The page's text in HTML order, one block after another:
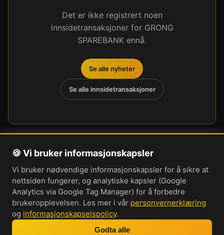
Det er ikke registrert noen
innsidetransaksjoner for GRONG
SPAREBANK ennå.
Se alle nyheter
Se alle innsidetransaksjoner
Om oss
Personvernerklæring
Informasjonskapsler
Brukervilkår
Cookie-innstillinger
🍪 Vi bruker informasjonskapsler
Vi bruker nødvendige informasjonskapsler for å sikre at
nettsiden fungerer, og analytiske kapsler (Google
Analytics via Google Tag Manager) for å forbedre
brukeropplevelsen. Les mer i vår personvernerklæring
og informasjonskapselspolicy.
Godta alle